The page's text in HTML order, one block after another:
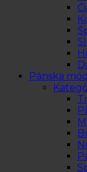
Pánska